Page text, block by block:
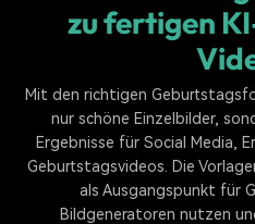
zu fertigen
Mit den richtigen
nur schöne Einzelbilder,
Ergebnisse für Social Media,
Geburtstagsvideos. Die
als Ausgangspunkt für
Bildgeneratoren nutzen